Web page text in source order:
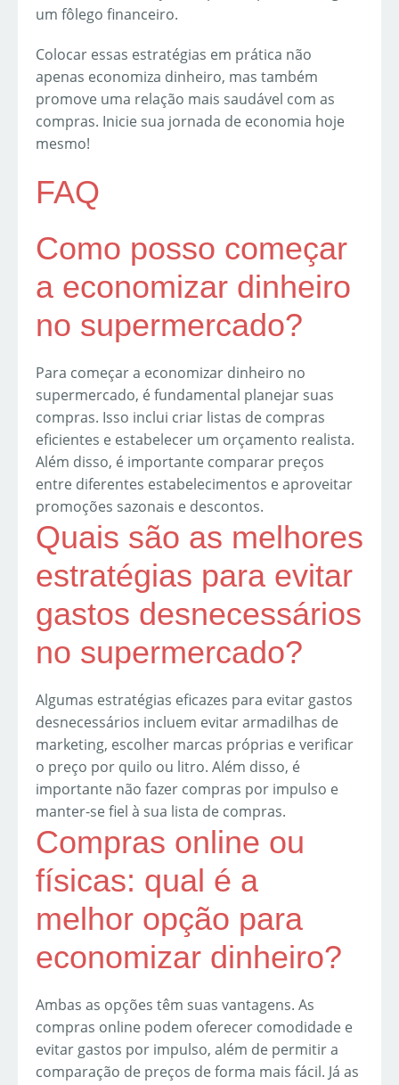
um fôlego financeiro.
Colocar essas estratégias em prática não
apenas economiza dinheiro, mas também
promove uma relação mais saudável com as
compras. Inicie sua jornada de economia hoje
mesmo!
FAQ
Como posso começar
a economizar dinheiro
no supermercado?
Para começar a economizar dinheiro no
supermercado, é fundamental planejar suas
compras. Isso inclui criar listas de compras
eficientes e estabelecer um orçamento realista.
Além disso, é importante comparar preços
entre diferentes estabelecimentos e aproveitar
promoções sazonais e descontos.
Quais são as melhores
estratégias para evitar
gastos desnecessários
no supermercado?
Algumas estratégias eficazes para evitar gastos
desnecessários incluem evitar armadilhas de
marketing, escolher marcas próprias e verificar
o preço por quilo ou litro. Além disso, é
importante não fazer compras por impulso e
manter-se fiel à sua lista de compras.
Compras online ou
físicas: qual é a
melhor opção para
economizar dinheiro?
Ambas as opções têm suas vantagens. As
compras online podem oferecer comodidade e
evitar gastos por impulso, além de permitir a
comparação de preços de forma mais fácil. Já as